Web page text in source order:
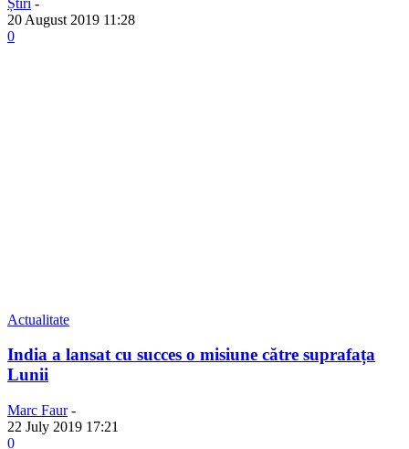
20 August 2019 11:28
0
Actualitate
India a lansat cu succes o misiune către suprafața
Lunii
Marc Faur -
22 July 2019 17:21
0